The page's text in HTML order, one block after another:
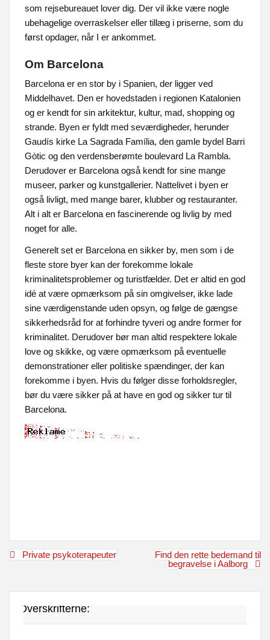
som rejsebureauet lover dig. Der vil ikke være nogle
ubehagelige overraskelser eller tillæg i priserne, som du
først opdager, når I er ankommet.
Om Barcelona
Barcelona er en stor by i Spanien, der ligger ved
Middelhavet. Den er hovedstaden i regionen Katalonien
og er kendt for sin arkitektur, kultur, mad, shopping og
strande. Byen er fyldt med seværdigheder, herunder
Gaudís kirke La Sagrada Família, den gamle bydel Barri
Gòtic og den verdensberømte boulevard La Rambla.
Derudover er Barcelona også kendt for sine mange
museer, parker og kunstgallerier. Nattelivet i byen er
også livligt, med mange barer, klubber og restauranter.
Alt i alt er Barcelona en fascinerende og livlig by med
noget for alle.
Generelt set er Barcelona en sikker by, men som i de
fleste store byer kan der forekomme lokale
kriminalitetsproblemer og turistfælder. Det er altid en god
idé at være opmærksom på sin omgivelser, ikke lade
sine værdigenstande uden opsyn, og følge de gængse
sikkerhedsråd for at forhindre tyveri og andre former for
kriminalitet. Derudover bør man altid respektere lokale
love og skikke, og være opmærksom på eventuelle
demonstrationer eller politiske spændinger, der kan
forekomme i byen. Hvis du følger disse forholdsregler,
bør du være sikker på at have en god og sikker tur til
Barcelona.
Indlægsnavigation
Private psykoterapeuter
Find den rette bedemand til
begravelse i Aalborg
Overskrifterne: